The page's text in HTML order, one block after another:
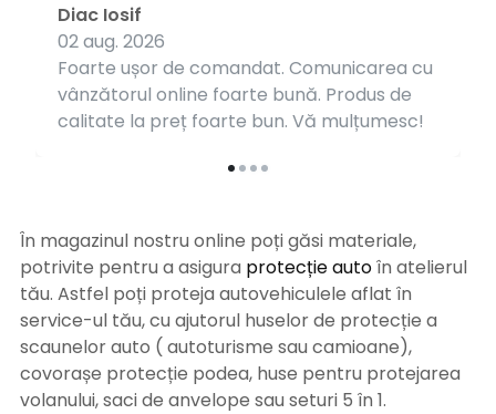
Foarte ușor de comandat. Comunicarea cu
vânzătorul online foarte bună. Produs de
calitate la preț foarte bun. Vă mulțumesc!
Diac Iosif
02 aug. 2026
În magazinul nostru online poți găsi materiale,
potrivite pentru a asigura protecție autoîn atelierul
tău. Astfel poți proteja autovehiculele aflat în
service-ul tău, cu ajutorul huselor de protecție a
scaunelor auto ( autoturisme sau camioane),
covorașe protecție podea, huse pentru protejarea
volanului, saci de anvelope sau seturi 5 în 1.